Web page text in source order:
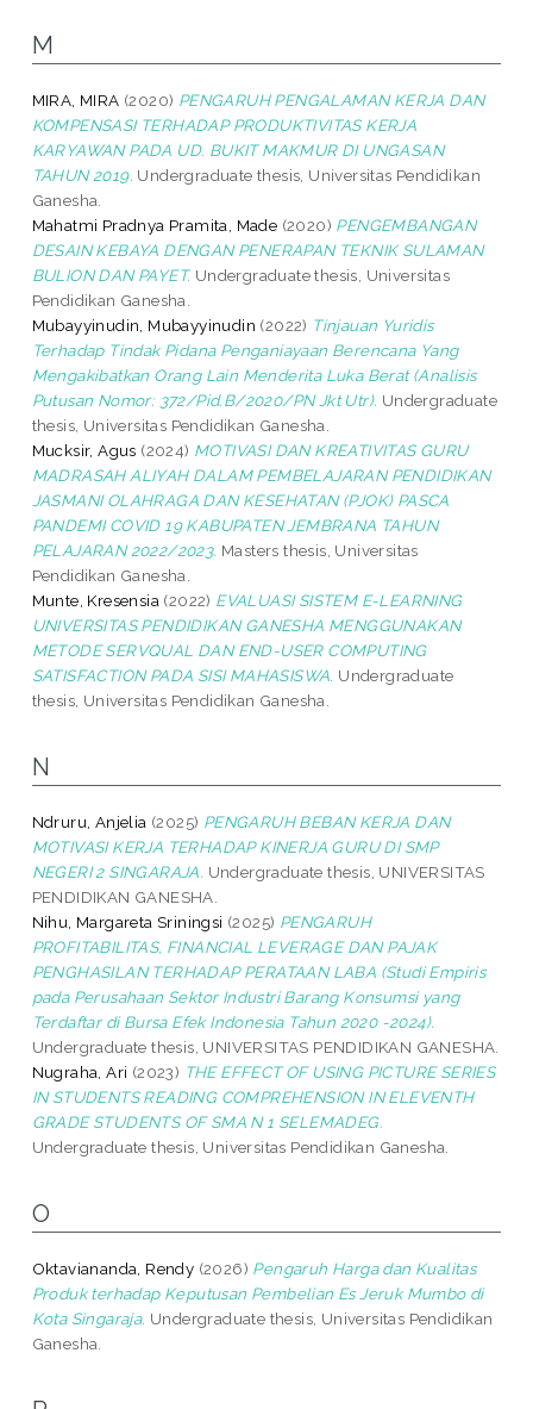
M
MIRA, MIRA (2020) PENGARUH PENGALAMAN KERJA DAN
KOMPENSASI TERHADAP PRODUKTIVITAS KERJA
KARYAWAN PADA UD. BUKIT MAKMUR DI UNGASAN
TAHUN 2019. Undergraduate thesis, Universitas Pendidikan
Ganesha.
Mahatmi Pradnya Pramita, Made (2020) PENGEMBANGAN
DESAIN KEBAYA DENGAN PENERAPAN TEKNIK SULAMAN
BULION DAN PAYET. Undergraduate thesis, Universitas
Pendidikan Ganesha.
Mubayyinudin, Mubayyinudin (2022) Tinjauan Yuridis
Terhadap Tindak Pidana Penganiayaan Berencana Yang
Mengakibatkan Orang Lain Menderita Luka Berat (Analisis
Putusan Nomor: 372/Pid.B/2020/PN Jkt Utr). Undergraduate
thesis, Universitas Pendidikan Ganesha.
Mucksir, Agus (2024) MOTIVASI DAN KREATIVITAS GURU
MADRASAH ALIYAH DALAM PEMBELAJARAN PENDIDIKAN
JASMANI OLAHRAGA DAN KESEHATAN (PJOK) PASCA
PANDEMI COVID 19 KABUPATEN JEMBRANA TAHUN
PELAJARAN 2022/2023. Masters thesis, Universitas
Pendidikan Ganesha.
Munte, Kresensia (2022) EVALUASI SISTEM E-LEARNING
UNIVERSITAS PENDIDIKAN GANESHA MENGGUNAKAN
METODE SERVQUAL DAN END-USER COMPUTING
SATISFACTION PADA SISI MAHASISWA. Undergraduate
thesis, Universitas Pendidikan Ganesha.
N
Ndruru, Anjelia (2025) PENGARUH BEBAN KERJA DAN
MOTIVASI KERJA TERHADAP KINERJA GURU DI SMP
NEGERI 2 SINGARAJA. Undergraduate thesis, UNIVERSITAS
PENDIDIKAN GANESHA.
Nihu, Margareta Sriningsi (2025) PENGARUH
PROFITABILITAS, FINANCIAL LEVERAGE DAN PAJAK
PENGHASILAN TERHADAP PERATAAN LABA (Studi Empiris
pada Perusahaan Sektor Industri Barang Konsumsi yang
Terdaftar di Bursa Efek Indonesia Tahun 2020 -2024).
Undergraduate thesis, UNIVERSITAS PENDIDIKAN GANESHA.
Nugraha, Ari (2023) THE EFFECT OF USING PICTURE SERIES
IN STUDENTS READING COMPREHENSION IN ELEVENTH
GRADE STUDENTS OF SMA N 1 SELEMADEG.
Undergraduate thesis, Universitas Pendidikan Ganesha.
O
Oktaviananda, Rendy (2026) Pengaruh Harga dan Kualitas
Produk terhadap Keputusan Pembelian Es Jeruk Mumbo di
Kota Singaraja. Undergraduate thesis, Universitas Pendidikan
Ganesha.